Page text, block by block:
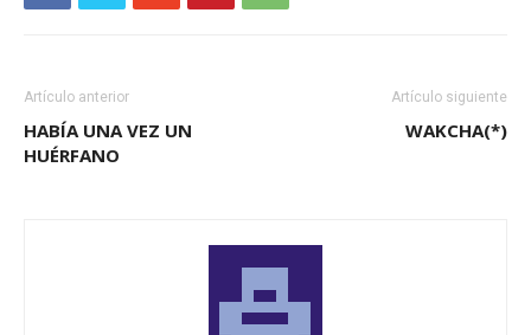
Artículo anterior
HABÍA UNA VEZ UN
HUÉRFANO
Artículo siguiente
WAKCHA(*)